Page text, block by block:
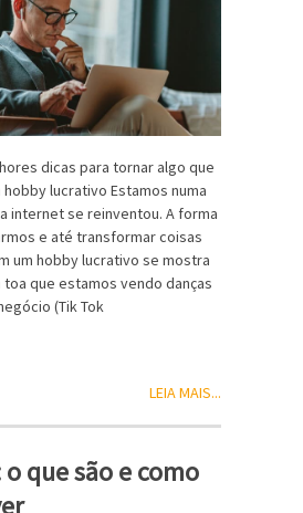
dicas para tornar algo que
lucrativo Estamos numa
internet se reinventou. A forma
e até transformar coisas
um hobby lucrativo se mostra
toa que estamos vendo danças
(Tik Tok
LEIA MAIS...
que são e como